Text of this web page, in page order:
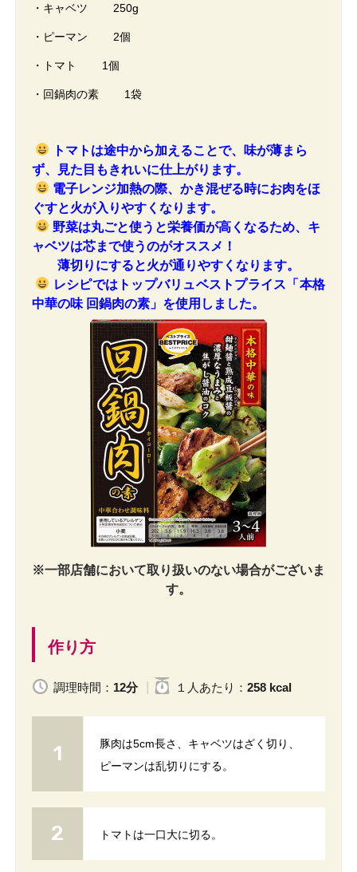
・キャベツ 250g
・ピーマン 2個
・トマト 1個
・回鍋肉の素 1袋
トマトは途中から加えることで、味が薄まら
ず、見た目もきれいに仕上がります。
電子レンジ加熱の際、かき混ぜる時にお肉をほ
ぐすと火が入りやすくなります。
野菜は丸ごと使うと栄養価が高くなるため、キ
ャベツは芯まで使うのがオススメ！
薄切りにすると火が通りやすくなります。
レシピではトップバリュベストプライス「本格
中華の味 回鍋肉の素」を使用しました。
※一部店舗において取り扱いのない場合がございま
す。
作り方
調理時間： 12分 １人 あたり ： 258 kcal
豚肉は5cm長さ、キャベツはざく切り、
ピーマンは乱切りにする。
トマトは一口大に切る。